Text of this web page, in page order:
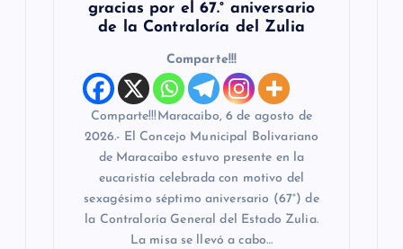
gracias por el 67.° aniversario
de la Contraloría del Zulia
Comparte!!!
Comparte!!!Maracaibo, 6 de agosto de
2026.- El Concejo Municipal Bolivariano
de Maracaibo estuvo presente en la
eucaristía celebrada con motivo del
sexagésimo séptimo aniversario (67°) de
la Contraloría General del Estado Zulia.
La misa se llevó a cabo…